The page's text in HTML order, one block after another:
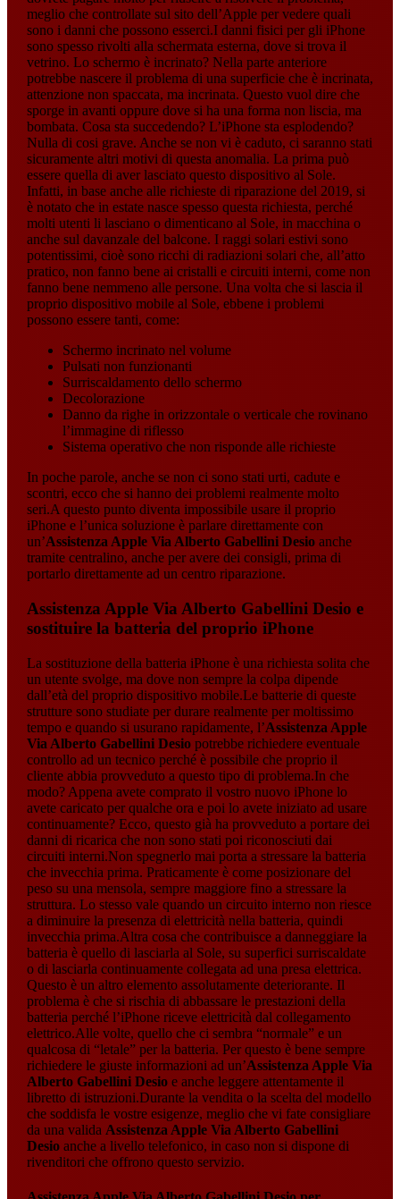
meglio che controllate sul sito dell’Apple per vedere quali
sono i danni che possono esserci.I danni fisici per gli iPhone
sono spesso rivolti alla schermata esterna, dove si trova il
vetrino. Lo schermo è incrinato? Nella parte anteriore
potrebbe nascere il problema di una superficie che è incrinata,
attenzione non spaccata, ma incrinata. Questo vuol dire che
sporge in avanti oppure dove si ha una forma non liscia, ma
bombata. Cosa sta succedendo? L’iPhone sta esplodendo?
Nulla di cosi grave. Anche se non vi è caduto, ci saranno stati
sicuramente altri motivi di questa anomalia. La prima può
essere quella di aver lasciato questo dispositivo al Sole.
Infatti, in base anche alle richieste di riparazione del 2019, si
è notato che in estate nasce spesso questa richiesta, perché
molti utenti li lasciano o dimenticano al Sole, in macchina o
anche sul davanzale del balcone. I raggi solari estivi sono
potentissimi, cioè sono ricchi di radiazioni solari che, all’atto
pratico, non fanno bene ai cristalli e circuiti interni, come non
fanno bene nemmeno alle persone. Una volta che si lascia il
proprio dispositivo mobile al Sole, ebbene i problemi
possono essere tanti, come:
Schermo incrinato nel volume
Pulsati non funzionanti
Surriscaldamento dello schermo
Decolorazione
Danno da righe in orizzontale o verticale che rovinano
l’immagine di riflesso
Sistema operativo che non risponde alle richieste
In poche parole, anche se non ci sono stati urti, cadute e
scontri, ecco che si hanno dei problemi realmente molto
seri.A questo punto diventa impossibile usare il proprio
iPhone e l’unica soluzione è parlare direttamente con
un’Assistenza Apple Via Alberto Gabellini Desioanche
tramite centralino, anche per avere dei consigli, prima di
portarlo direttamente ad un centro riparazione.
Assistenza Apple Via Alberto Gabellini Desio e
sostituire la batteria del proprio iPhone
La sostituzione della batteria iPhone è una richiesta solita che
un utente svolge, ma dove non sempre la colpa dipende
dall’età del proprio dispositivo mobile.Le batterie di queste
strutture sono studiate per durare realmente per moltissimo
tempo e quando si usurano rapidamente, l’Assistenza Apple
Via Alberto Gabellini Desiopotrebbe richiedere eventuale
controllo ad un tecnico perché è possibile che proprio il
cliente abbia provveduto a questo tipo di problema.In che
modo? Appena avete comprato il vostro nuovo iPhone lo
avete caricato per qualche ora e poi lo avete iniziato ad usare
continuamente? Ecco, questo già ha provveduto a portare dei
danni di ricarica che non sono stati poi riconosciuti dai
circuiti interni.Non spegnerlo mai porta a stressare la batteria
che invecchia prima. Praticamente è come posizionare del
peso su una mensola, sempre maggiore fino a stressare la
struttura. Lo stesso vale quando un circuito interno non riesce
a diminuire la presenza di elettricità nella batteria, quindi
invecchia prima.Altra cosa che contribuisce a danneggiare la
batteria è quello di lasciarla al Sole, su superfici surriscaldate
o di lasciarla continuamente collegata ad una presa elettrica.
Questo è un altro elemento assolutamente deteriorante. Il
problema è che si rischia di abbassare le prestazioni della
batteria perché l’iPhone riceve elettricità dal collegamento
elettrico.Alle volte, quello che ci sembra “normale” e un
qualcosa di “letale” per la batteria. Per questo è bene sempre
richiedere le giuste informazioni ad un’Assistenza Apple Via
Alberto Gabellini Desioe anche leggere attentamente il
libretto di istruzioni.Durante la vendita o la scelta del modello
che soddisfa le vostre esigenze, meglio che vi fate consigliare
da una valida Assistenza Apple Via Alberto Gabellini
Desioanche a livello telefonico, in caso non si dispone di
rivenditori che offrono questo servizio.